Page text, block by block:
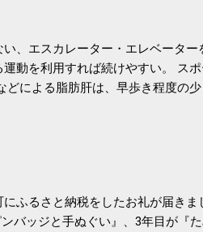
、エスカレーター・エレベータ
運動を利用すれば続けやすい。 ス
による脂肪肝は、早歩き程度の少
。体重は減らなくても効果がある
としている。 脂肪肝、毎日３０
ふるさと納税をしたお礼が届き
バッジと手ぬぐい』、3年目が『